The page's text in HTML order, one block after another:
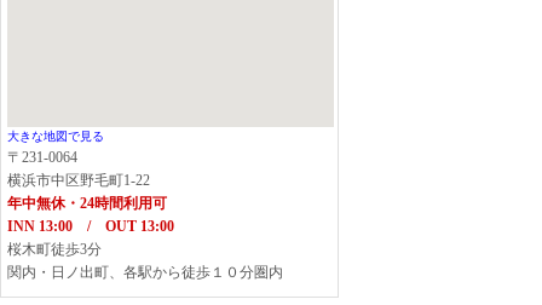
大きな地図で見る
〒231-0064
横浜市中区野毛町1-22
年中無休・24時間利用可
INN 13:00 / OUT 13:00
桜木町徒歩3分
関内・日ノ出町、各駅から徒歩１０分圏内